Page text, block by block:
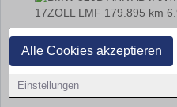
Alle Cookies akzeptieren
Einstellungen